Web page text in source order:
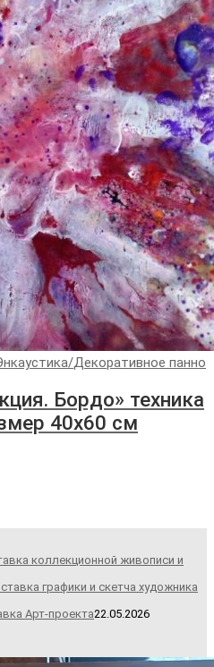
/Декоративное панно
Бордо» техника
40х60 см
коллекционной живописи и
графики и скетча художника
Арт-проекта22.05.2026